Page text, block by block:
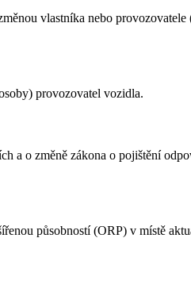
vlastníka nebo
provozovatel vozidla.
a o změně zákona o pojištění
působností (ORP) v místě